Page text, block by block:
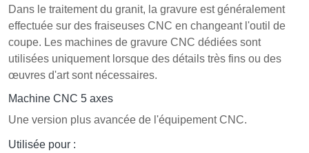
Dans le traitement du granit, la gravure est généralement
effectuée sur des fraiseuses CNC en changeant l'outil de
coupe. Les machines de gravure CNC dédiées sont
utilisées uniquement lorsque des détails très fins ou des
œuvres d'art sont nécessaires.
Machine CNC 5 axes
Une version plus avancée de l'équipement CNC.
Utilisée pour :